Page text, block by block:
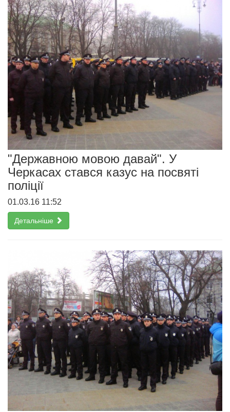
"Державною мовою давай". У
Черкасах стався казус на посвяті
поліції
01.03.16 11:52
Детальніше